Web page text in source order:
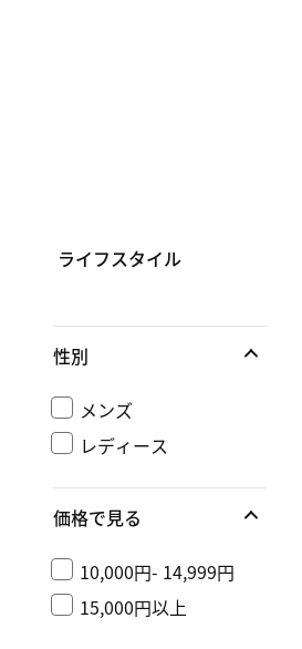
ライフスタイル
性別
メンズ
レディース
価格で見る
10,000円- 14,999円
15,000円以上